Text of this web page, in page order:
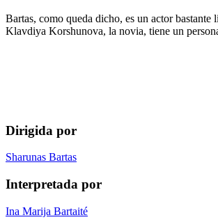
Bartas, como queda dicho, es un actor
Klavdiya Korshunova, la novia, tiene un
Dirigida por
Sharunas Bartas
Interpretada por
Ina Marija Bartaité